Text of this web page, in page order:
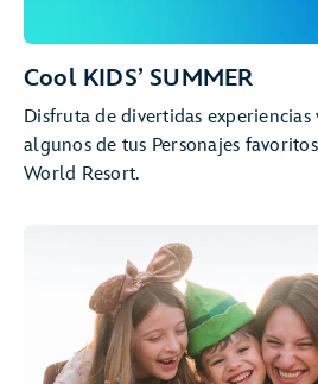
Cool KIDS’ SUMMER
Disfruta de divertidas experiencias
algunos de tus Personajes
World Resort.